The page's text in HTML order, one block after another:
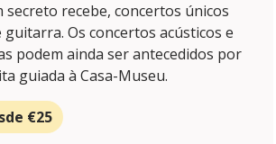
secreto recebe, concertos únicos
guitarra. Os concertos acústicos e
podem ainda ser antecedidos por
guiada à Casa-Museu.
€25